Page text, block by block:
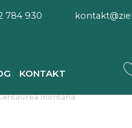
784 930
KONTAKT
montana